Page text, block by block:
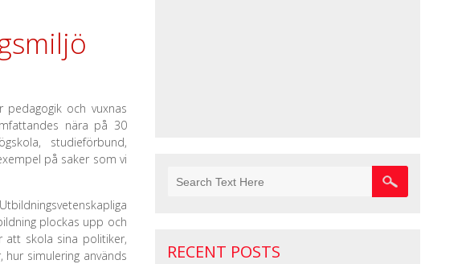
och vuxnas
nära på 30
studieförbund,
på saker som vi
plockas upp och
att skola sina politiker,
simulering används
RECENT POSTS